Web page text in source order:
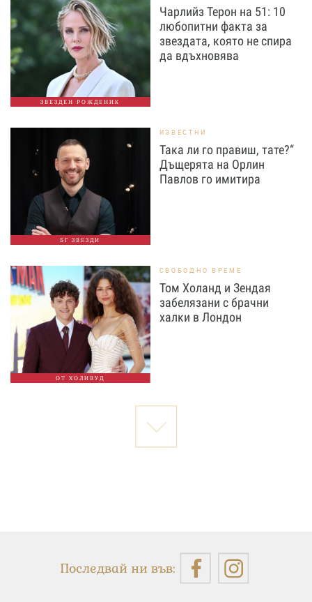
ЗВЕЗДЕН РОЖДЕНИК
Чарлийз Терон на 51: 10
любопитни факта за
звездата, която не спира
да вдъхновява
БГ ЗВЕЗДИ
ИЗВЕСТНИ
Така ли го правиш, тате?“
Дъщерята на Орлин
Павлов го имитира
ОТ ХОЛИВУД
СВОБОДНО ВРЕМЕ
Том Холанд и Зендая
забелязани с брачни
халки в Лондон
Последвай ни във: